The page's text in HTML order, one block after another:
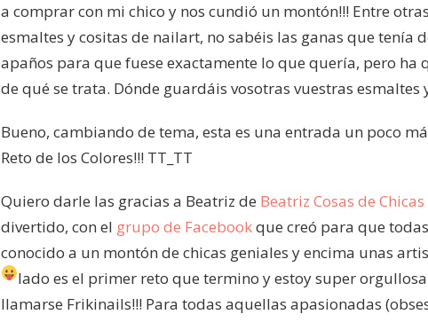
a comprar con mi chico y nos cundió un montón!!! Entre
esmaltes y cositas de nailart, no sabéis las ganas que tenía
apaños para que fuese exactamente lo que quería, pero
de qué se trata. Dónde guardáis vosotras vuestras esmaltes
Bueno, cambiando de tema, esta es una entrada un poco
Reto de los Colores!!! TT_TT
Quiero darle las gracias a Beatriz de Beatriz Cosas de Chicas
divertido, con el grupo de Facebookque creó para que
conocido a un montón de chicas geniales y encima unas
lado es el primer reto que termino y estoy super
llamarse Frikinails!!! Para todas aquellas apasionadas